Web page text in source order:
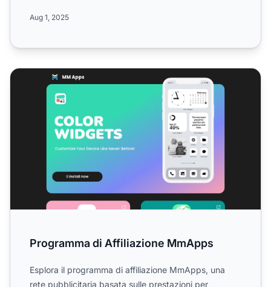
Aug 1, 2025
Programma di Affiliazione MmApps
Programma di Affiliazione MmApps
Esplora il programma di affiliazione MmApps, una
rete pubblicitaria basata sulle prestazioni per